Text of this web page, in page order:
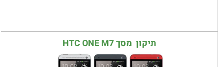
תיקון מסך HTC ONE M7